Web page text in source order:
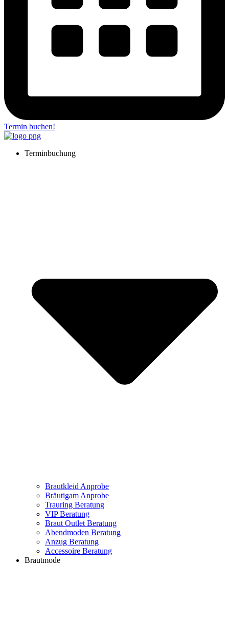
Termin buchen!
Terminbuchung
Brautkleid Anprobe
Bräutigam Anprobe
Trauring Beratung
VIP Beratung
Braut Outlet Beratung
Abendmoden Beratung
Anzug Beratung
Accessoire Beratung
Brautmode